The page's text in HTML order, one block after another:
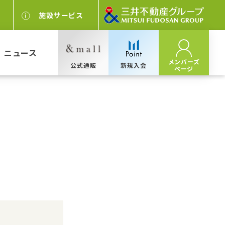
施設サービス
ニュース
公式通販 新規入会
メンバーズ
ページ